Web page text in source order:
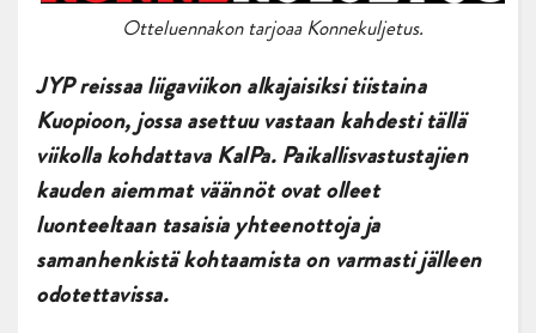
Otteluennakon tarjoaa Konnekuljetus.
JYP reissaa liigaviikon alkajaisiksi tiistaina
Kuopioon, jossa asettuu vastaan kahdesti tällä
viikolla kohdattava KalPa. Paikallisvastustajien
kauden aiemmat väännöt ovat olleet
luonteeltaan tasaisia yhteenottoja ja
samanhenkistä kohtaamista on varmasti jälleen
odotettavissa.